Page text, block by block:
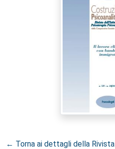
← Torna ai dettagli della Rivista